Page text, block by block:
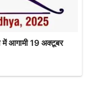
आगामी 19 अक्टूबर